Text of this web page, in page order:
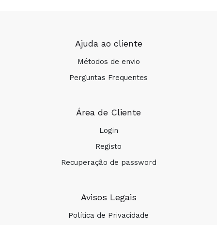
Ajuda ao cliente
Métodos de envio
Perguntas Frequentes
Área de Cliente
Login
Registo
Recuperação de password
Avisos Legais
Política de Privacidade